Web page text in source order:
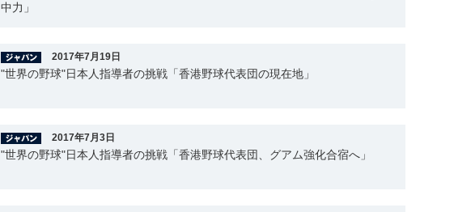
中力」
2017年7月19日
"世界の野球"日本人指導者の挑戦「香港野球代表団の現在地」
2017年7月3日
"世界の野球"日本人指導者の挑戦「香港野球代表団、グアム強化合宿へ」